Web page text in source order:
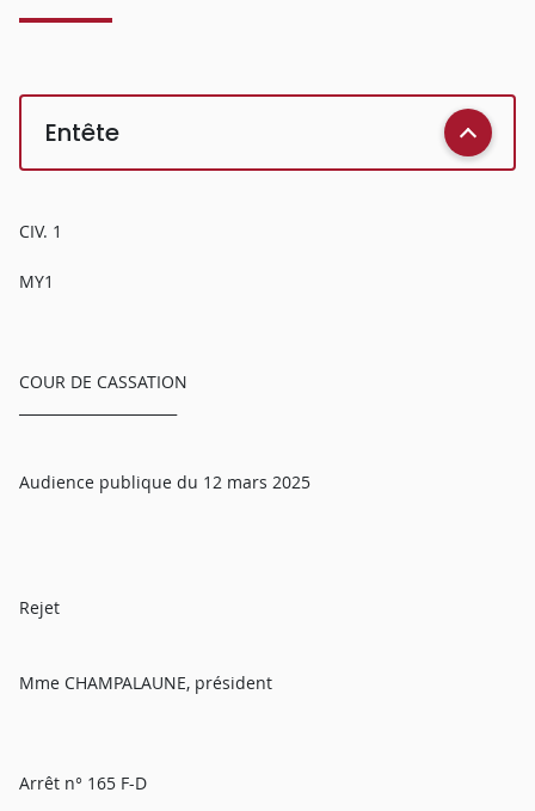
Entête
CIV. 1
MY1
COUR DE CASSATION
Audience publique du 12 mars 2025
Rejet
Mme CHAMPALAUNE, président
Arrêt n° 165 F-D